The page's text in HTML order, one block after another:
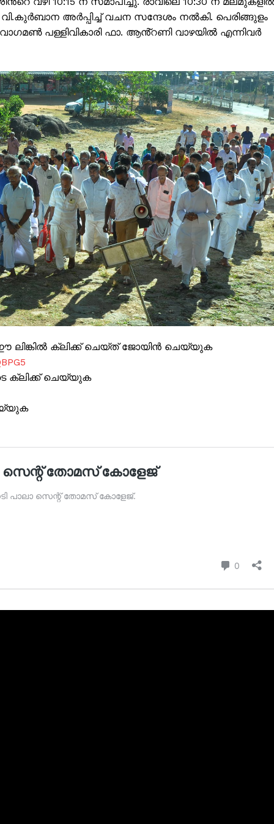
NOW
Subscription Plans
My account
വി.കുർബാന അർപ്പിച്ച് വചന സന്ദേശം നൽകി. പെരിങ്ങുളം
പള്ളിവികാരി ഫാ. ആൻ്റണി വാഴയിൽ എന്നിവർ
ലിങ്കിൽ ക്ലിക്ക് ചെയ്ത് ജോയിൻ ചെയ്യുക
ക്ലിക്ക് ചെയ്യുക